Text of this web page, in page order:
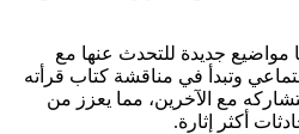
مواضيع جديدة للتحدث عنها مع
وتبدأ في مناقشة كتاب قرأته
مع الآخرين، مما يعزز من
أكثر إثارة.